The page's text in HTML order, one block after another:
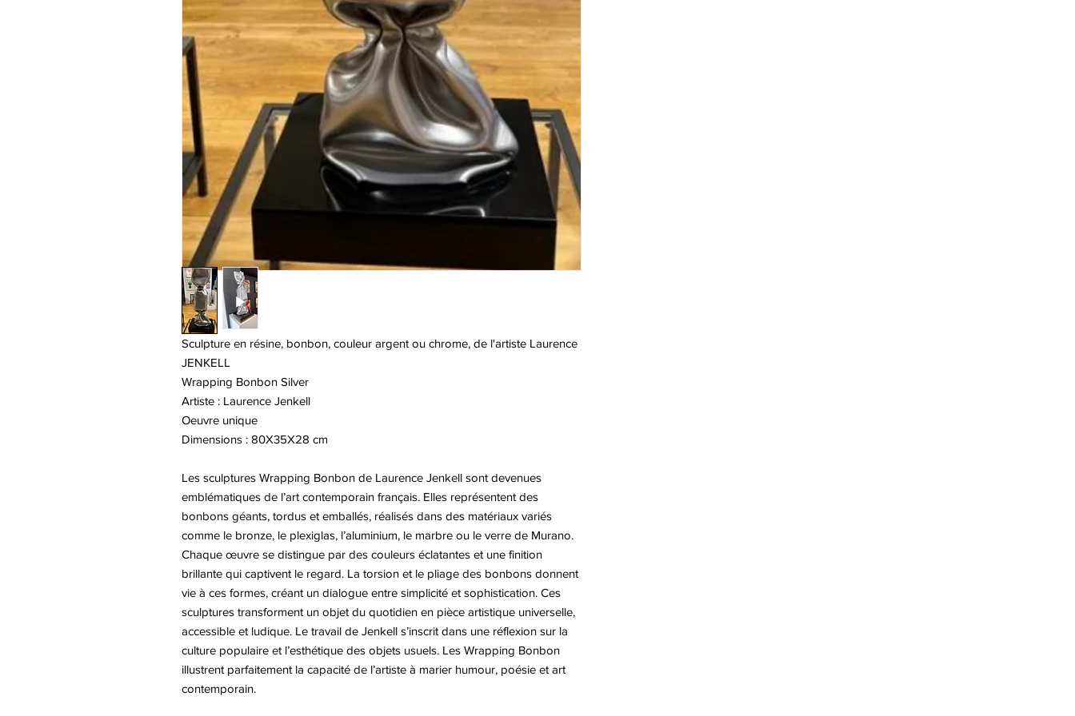
Sculpture en résine, bonbon, couleur argent ou chrome, de l'artiste Laurence
JENKELL
Wrapping Bonbon Silver
Artiste : Laurence Jenkell
Oeuvre unique
Dimensions : 80X35X28 cm
Les sculptures Wrapping Bonbon de Laurence Jenkell sont devenues
emblématiques de l’art contemporain français. Elles représentent des
bonbons géants, tordus et emballés, réalisés dans des matériaux variés
comme le bronze, le plexiglas, l’aluminium, le marbre ou le verre de Murano.
Chaque œuvre se distingue par des couleurs éclatantes et une finition
brillante qui captivent le regard. La torsion et le pliage des bonbons donnent
vie à ces formes, créant un dialogue entre simplicité et sophistication. Ces
sculptures transforment un objet du quotidien en pièce artistique universelle,
accessible et ludique. Le travail de Jenkell s’inscrit dans une réflexion sur la
culture populaire et l’esthétique des objets usuels. Les Wrapping Bonbon
illustrent parfaitement la capacité de l’artiste à marier humour, poésie et art
contemporain.